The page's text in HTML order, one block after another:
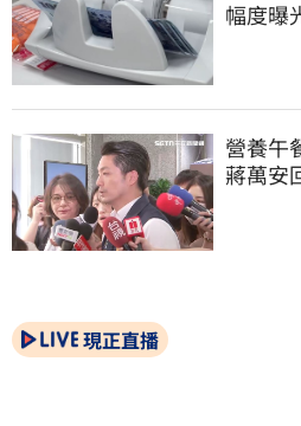
幅度曝
營養午
蔣萬安
現正直播